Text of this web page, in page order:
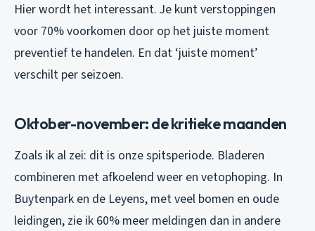
Hier wordt het interessant. Je kunt verstoppingen
voor 70% voorkomen door op het juiste moment
preventief te handelen. En dat ‘juiste moment’
verschilt per seizoen.
Oktober-november: de kritieke maanden
Zoals ik al zei: dit is onze spitsperiode. Bladeren
combineren met afkoelend weer en vetophoping. In
Buytenpark en de Leyens, met veel bomen en oude
leidingen, zie ik 60% meer meldingen dan in andere